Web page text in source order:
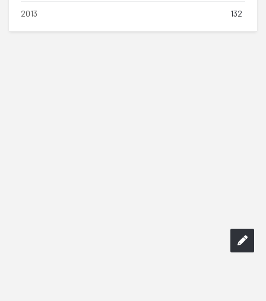
2013 132